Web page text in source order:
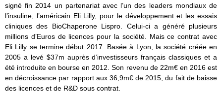
signé fin 2014 un partenariat avec l’un des leaders mondiaux de
l’insuline, l’américain Eli Lilly, pour le développement et les essais
cliniques des BioChaperone Lispro. Celui-ci a généré plusieurs
millions d’Euros de licences pour la société. Mais ce contrat avec
Eli Lilly se termine début 2017. Basée à Lyon, la société créée en
2005 a levé $37m auprès d’investisseurs français classiques et a
été introduite en bourse en 2012. Son revenu de 22m€ en 2016 est
en décroissance par rapport aux 36,9m€ de 2015, du fait de baisse
des licences et de R&D sous contrat.